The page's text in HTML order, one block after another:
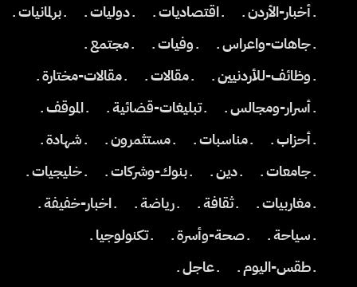
ـ أخبار-الأردن ـ ـ اقتصاديات ـ ـ دوليات ـ
ـ برلمانيات ـ
ـ جاهات-واعراس ـ
ـ وفيات ـ
ـ مجتمع ـ
ـ وظائف-للأردنيين ـ
ـ مقالات ـ
ـ مقالات-مختارة ـ
ـ أسرار-ومجالس ـ
ـ تبليغات-قضائية ـ
ـ الموقف ـ
ـ أحزاب ـ
ـ مناسبات ـ ـ مستثمرون ـ
ـ شهادة ـ
ـ جامعات ـ
ـ دين ـ ـ بنوك-وشركات ـ
ـ خليجيات ـ
ـ مغاربيات ـ
ـ ثقافة ـ ـ رياضة ـ
ـ اخبار-خفيفة ـ
ـ سياحة ـ
ـ صحة-وأسرة ـ
ـ تكنولوجيا ـ
ـ طقس-اليوم ـ
ـ عاجل ـ